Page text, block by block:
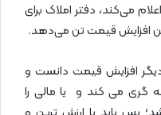
می‌کند، دفتر املاک برای
افزایش قیمت تن می‌دهد.
افزایش قیمت دانست و
گری می کند و یا مالی را